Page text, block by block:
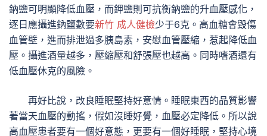
鈉鹽可明顯降低血壓，而鉀鹽則可抗衡鈉鹽的升血壓感化，
逐日應攝進鈉鹽數要新竹 成人健檢少于6克。高血糖會毀傷
血管壁，進而排泄過多胰島素，安慰血管壓縮，惹起降低血
壓。攝進酒量越多，壓縮壓和舒張壓也越高。同時嗜酒還有
低血壓休克的風險。
再好比說，改良睡眠堅持好意情。睡眠東西的品質影響
著當天血壓的動搖，假如沒睡好覺，血壓必定降低。所以說
高血壓患者要有一個好意態，更要有一個好睡眠，堅持心境